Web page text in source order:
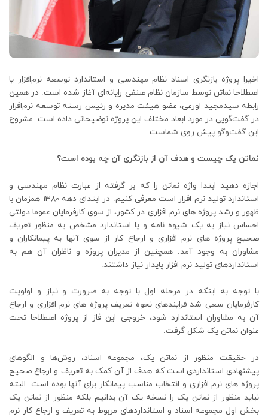
اخیرا پروژه بازنگری اسناد نظام مهندسی و استاندارد توسعه نرم‏‌افزار یا
اصطلاحا نماتن توسط سازمان نظام صنفی رایانه‏ای آغاز شده است. در همین
رابطه سیدمجید اورعی، عضو هیئت مدیره و رئیس رسته توسعه نرم‌افزار
در گفت‌گویی در مورد ابعاد مختلف این پروژه توضیحاتی داده است. مشروح
این گفت‌وگو پیش روی شماست.
نماتن یک چیست و هدف آن از بازنگری آن چه بوده است؟
اجازه دهید ابتدا واژه نماتن را که بر گرفته از عبارت نظام مهندسی و
استاندارد تولید نرم افزار است معرفی کنیم. در ابتدای دهه 1380 همزمان با
ظهور و رشد پروژه های نرم افزاری در کشور، از سوی کارفرمایان عموما دولتی
احساس نیاز به یک شیوه نامه و یا استاندارد مشخص به منظور تعریف
صحیح پروژه های نرم افزاری و ارجاع کار از سوی آنها به پیمانکاران و
مشاوران به وجود آمد. همچنین از مدیران پروژه و ناظران آن هم به
استانداردهای تولید نرم افزار پایدار نیاز داشتند.
با توجه به اینکه در مرحله اول با توجه به ضرورت و نیاز و اولویت
کارفرمایان سعی شد فرایندهای نحوه تعریف پروژه های نرم افزاری و ارجاع
آن به مشاوران استاندارد شود، خروجی این فاز از پروژه اصطلاحا تحت
عنوان نماتن یک شکل گرفت.
در حقیقت منظور از نماتن یک، مجموعه اسناد، روش‌ها و الگوهای
پیشنهادی استانداردی است که هدف از آن کمک به تعریف و ارجاع صحیح
پروژه های نرم افزاری و انتخاب مناسب پیمانکار برای آنها بوده است. البته
نباید منظور از نماتن یک را نسخه یک آن بدانیم بلکه منظور از نماتن یک
بخش اول مجموعه اسناد و استانداردهای مربوط به تعریف و ارجاع کار نرم